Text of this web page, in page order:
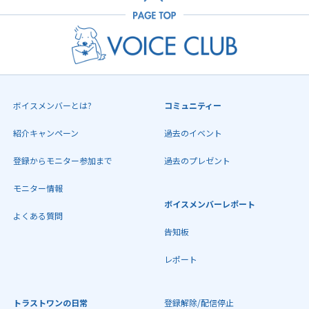
ボイスメンバーとは?
紹介キャンペーン
登録からモニター参加まで
モニター情報
よくある質問
コミュニティー
過去のイベント
過去のプレゼント
ボイスメンバーレポート
告知板
レポート
トラストワンの日常 登録解除/配信停止